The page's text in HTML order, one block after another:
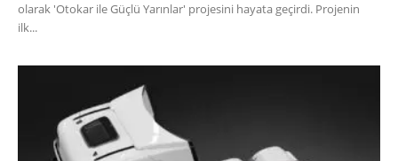
olarak 'Otokar ile Güçlü Yarınlar' projesini hayata geçirdi. Projenin
ilk...